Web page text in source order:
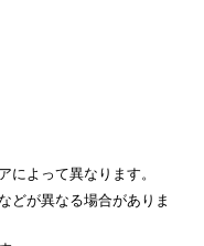
によって異なります。
どが異なる場合がありま